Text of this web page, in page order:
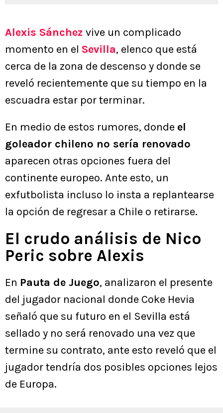
Alexis Sánchez vive un complicado
momento en el Sevilla, elenco que está
cerca de la zona de descenso y donde se
reveló recientemente que su tiempo en la
escuadra estar por terminar.
En medio de estos rumores, donde el
goleador chileno no sería renovado
aparecen otras opciones fuera del
continente europeo. Ante esto, un
exfutbolista incluso lo insta a replantearse
la opción de regresar a Chile o retirarse.
El crudo análisis de Nico
Peric sobre Alexis
En Pauta de Juego, analizaron el presente
del jugador nacional donde Coke Hevia
señaló que su futuro en el Sevilla está
sellado y no será renovado una vez que
termine su contrato, ante esto reveló que el
jugador tendría dos posibles opciones lejos
de Europa.